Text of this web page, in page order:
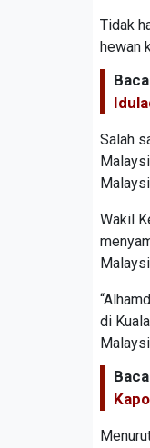
Tidak
hewan
Salah
Wakil
di